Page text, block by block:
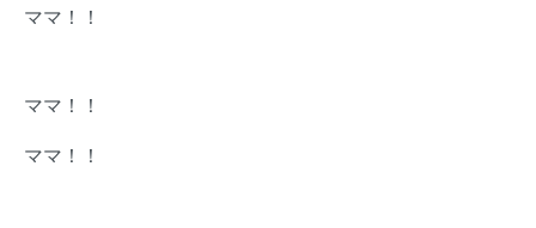
ママ！！
ママ！！
ママ！！